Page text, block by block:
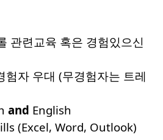
관련교육 혹은 경험있으신
자 우대 (무경험자는 트레
and English
(Excel, Word, Outlook)